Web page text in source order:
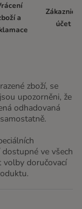
a
účet
zboží, se
upozorněni, že
odhadovaná
ve všech
volby doručovací